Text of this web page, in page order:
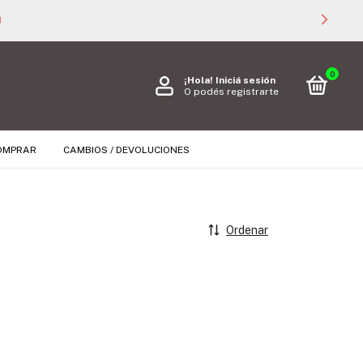
¡Hola! Iniciá sesión
O podés registrarte
0
CAMBIOS / DEVOLUCIONES
Ordenar